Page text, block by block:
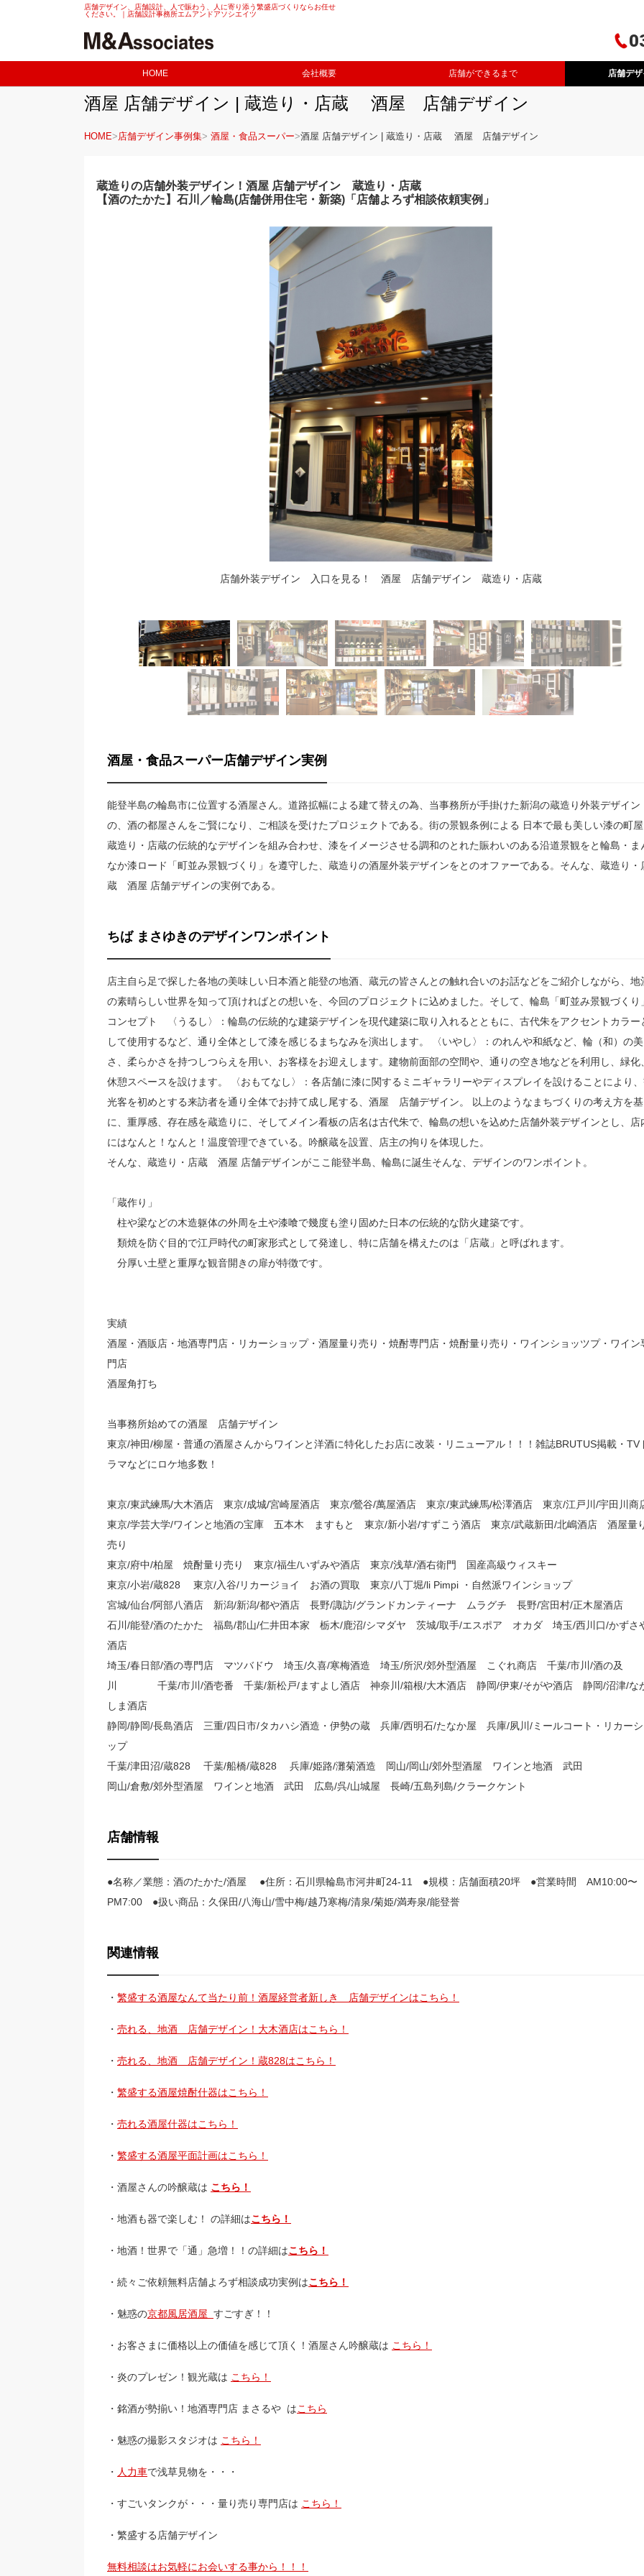
店舗デザイン、店舗設計、人で賑わう、人に寄り添う繁盛店づくりならお任せ
ください。｜店舗設計事務所エムアンドアソシエイツ
HOME 会社概要 店舗ができるまで 店舗デ
酒屋 店舗デザイン | 蔵造り・店蔵 酒屋 店舗デザイン
HOME 店舗デザイン事例集 酒屋・食品スーパー 酒屋 店舗デザイン | 蔵造り・店蔵 酒屋 店舗デザイン
蔵造りの店舗外装デザイン！酒屋 店舗デザイン 蔵造り・店蔵
【酒のたかた】石川／輪島(店舗併用住宅・新築)「店舗よろず相談依頼実例」
店舗外装デザイン 入口を見る！ 酒屋 店舗デザイン 蔵造り・店蔵
酒屋・食品スーパー店舗デザイン実例
能登半島の輪島市に位置する酒屋さん。道路拡幅による建て替えの為、当事務所が手掛けた新潟の蔵造り外装デザイン
の、酒の都屋さんをご賢になり、ご相談を受けたプロジェクトである。街の景観条例による 日本で最も美しい漆の町屋
蔵造り・店蔵の伝統的なデザインを組み合わせ、漆をイメージさせる調和のとれた賑わいのある沿道景観をと輪島・ま
なか漆ロード「町並み景観づくり」を遵守した、蔵造りの酒屋外装デザインをとのオファーである。そんな、蔵造り・
蔵 酒屋 店舗デザインの実例である。
ちば まさゆきのデザインワンポイント
店主自ら足で探した各地の美味しい日本酒と能登の地酒、蔵元の皆さんとの触れ合いのお話などをご紹介しながら、地
の素晴らしい世界を知って頂ければとの想いを、今回のプロジェクトに込めました。そして、輪島「町並み景観づくり」
コンセプト 〈うるし〉：輪島の伝統的な建築デザインを現代建築に取り入れるとともに、古代朱をアクセントカラー
して使用するなど、通り全体として漆を感じるまちなみを演出します。 〈いやし〉：のれんや和紙など、輪（和）の美
さ、柔らかさを持つしつらえを用い、お客様をお迎えします。建物前面部の空間や、通りの空き地などを利用し、緑化、
休憩スペースを設けます。 〈おもてなし〉：各店舗に漆に関するミニギャラリーやディスプレイを設けることにより、
光客を初めとする来訪者を通り全体でお持て成し尾する、酒屋 店舗デザイン。 以上のようなまちづくりの考え方を基
に、重厚感、存在感を蔵造りに、そしてメイン看板の店名は古代朱で、輪島の想いを込めた店舗外装デザインとし、店
にはなんと！なんと！温度管理できている。吟醸蔵を設置、店主の拘りを体現した。
そんな、蔵造り・店蔵 酒屋 店舗デザインがここ能登半島、輪島に誕生そんな、デザインのワンポイント。
「蔵作り」
柱や梁などの木造躯体の外周を土や漆喰で幾度も塗り固めた日本の伝統的な防火建築です。
類焼を防ぐ目的で江戸時代の町家形式として発達し、特に店舗を構えたのは「店蔵」と呼ばれます。
分厚い土壁と重厚な観音開きの扉が特徴です。
実績
酒屋・酒販店・地酒専門店・リカーショップ・酒屋量り売り・焼酎専門店・焼酎量り売り・ワインショッツプ・ワイン
門店
酒屋角打ち
当事務所始めての酒屋 店舗デザイン
東京/神田/柳屋・普通の酒屋さんからワインと洋酒に特化したお店に改装・リニューアル！！！雑誌BRUTUS掲載・TV
ラマなどにロケ地多数！
東京/東武練馬/大木酒店 東京/成城/宮崎屋酒店 東京/鶯谷/萬屋酒店 東京/東武練馬/松澤酒店 東京/江戸川/宇田川商
東京/学芸大学/ワインと地酒の宝庫 五本木 ますもと 東京/新小岩/すずこう酒店 東京/武蔵新田/北嶋酒店 酒屋量
売り
東京/府中/柏屋 焼酎量り売り 東京/福生/いずみや酒店 東京/浅草/酒右衛門 国産高級ウィスキー
東京/小岩/蔵828 東京/入谷/リカージョイ お酒の買取 東京/八丁堀/li Pimpi ・自然派ワインショップ
宮城/仙台/阿部八酒店 新潟/新潟/都や酒店 長野/諏訪/グランドカンティーナ ムラグチ 長野/宮田村/正木屋酒店
石川/能登/酒のたかた 福島/郡山/仁井田本家 栃木/鹿沼/シマダヤ 茨城/取手/エスポア オカダ 埼玉/西川口/かずさ
酒店
埼玉/春日部/酒の専門店 マツバドウ 埼玉/久喜/寒梅酒造 埼玉/所沢/郊外型酒屋 こぐれ商店 千葉/市川/酒の及
川 千葉/市川/酒壱番 千葉/新松戸/ますよし酒店 神奈川/箱根/大木酒店 静岡/伊東/そがや酒店 静岡/沼津/な
しま酒店
静岡/静岡/長島酒店 三重/四日市/タカハシ酒造・伊勢の蔵 兵庫/西明石/たなか屋 兵庫/夙川/ミールコート・リカーシ
ップ
千葉/津田沼/蔵828 千葉/船橋/蔵828 兵庫/姫路/灘菊酒造 岡山/岡山/郊外型酒屋 ワインと地酒 武田
岡山/倉敷/郊外型酒屋 ワインと地酒 武田 広島/呉/山城屋 長崎/五島列島/クラークケント
店舗情報
●名称／業態：酒のたかた/酒屋 ●住所：石川県輪島市河井町24-11 ●規模：店舗面積20坪 ●営業時間 AM10:00〜
PM7:00 ●扱い商品：久保田/八海山/雪中梅/越乃寒梅/清泉/菊姫/満寿泉/能登誉
関連情報
・ 繁盛する酒屋なんて当たり前！酒屋経営者新しき 店舗デザインはこちら！
・ 売れる、地酒 店舗デザイン！大木酒店はこちら！
・ 売れる、地酒 店舗デザイン！蔵828はこちら！
・ 繁盛する酒屋焼酎什器はこちら！
・ 売れる酒屋什器はこちら！
・ 繁盛する酒屋平面計画はこちら！
・酒屋さんの吟醸蔵は こちら！
・地酒も器で楽しむ！ の詳細はこちら！
・地酒！世界で「通」急増！！の詳細はこちら！
・続々ご依頼無料店舗よろず相談成功実例はこちら！
・魅惑の京都風居酒屋 すごすぎ！！
・お客さまに価格以上の価値を感じて頂く！酒屋さん吟醸蔵は こちら！
・炎のプレゼン！観光蔵は こちら！
・銘酒が勢揃い！地酒専門店 まさるや はこちら
・魅惑の撮影スタジオは こちら！
・ 人力車で浅草見物を・・・
・すごいタンクが・・・量り売り専門店は こちら！
・繁盛する店舗デザイン
無料相談はお気軽にお会いする事から！！！